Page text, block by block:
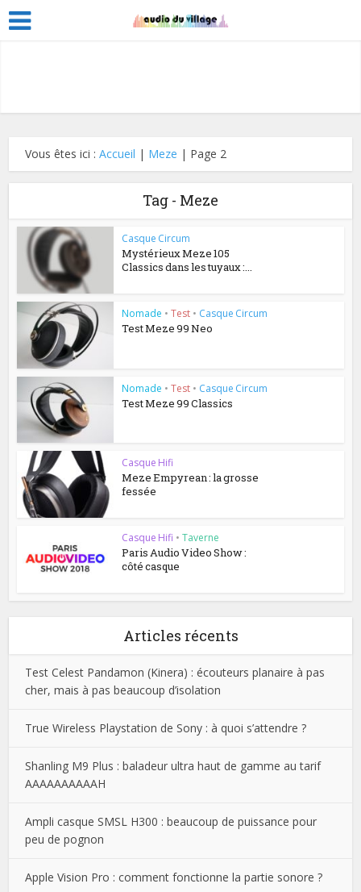
Vous êtes ici :Accueil | Meze | Page 2
Tag - Meze
Casque Circum
Mystérieux Meze 105
Classics dans les tuyaux :...
Nomade • Test • Casque Circum
Test Meze 99 Neo
Nomade • Test • Casque Circum
Test Meze 99 Classics
Casque Hifi
Meze Empyrean : la grosse
fessée
Casque Hifi • Taverne
Paris Audio Video Show :
côté casque
Articles récents
Test Celest Pandamon (Kinera) : écouteurs planaire à pas
cher, mais à pas beaucoup d’isolation
True Wireless Playstation de Sony : à quoi s’attendre ?
Shanling M9 Plus : baladeur ultra haut de gamme au tarif
AAAAAAAAAAH
Ampli casque SMSL H300 : beaucoup de puissance pour
peu de pognon
Apple Vision Pro : comment fonctionne la partie sonore ?